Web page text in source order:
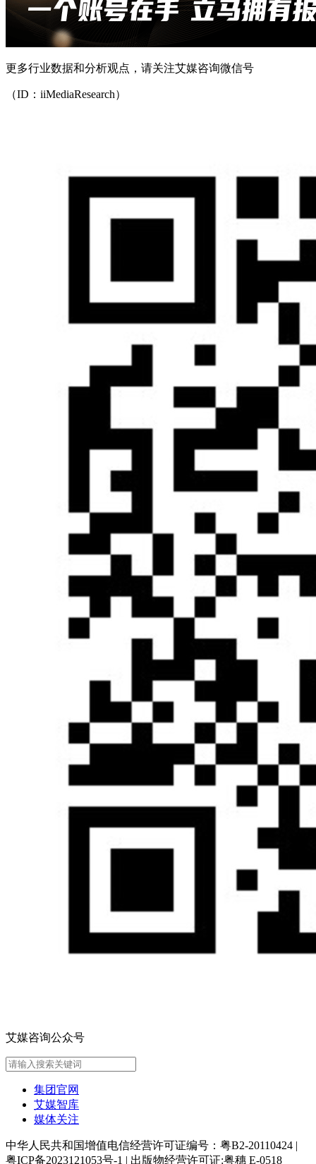
更多行业数据和分析观点，请关注艾媒咨询微信号
（ID：iiMediaResearch）
艾媒咨询公众号
集团官网
艾媒智库
媒体关注
中华人民共和国增值电信经营许可证编号：粤B2-20110424 |
粤ICP备2023121053号-1 | 出版物经营许可证:粤穗 E-0518